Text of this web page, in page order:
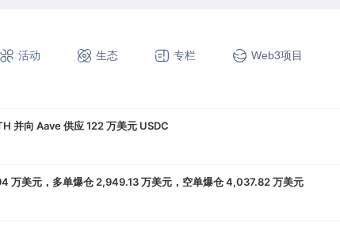
活动 生态 专栏 Web3项目
币代码库，发现十余个漏洞
并向 Aave 供应 122 万美元 USDC
万美元，多单爆仓 2,949.13 万美元，空单爆仓 4,037.82 万美元